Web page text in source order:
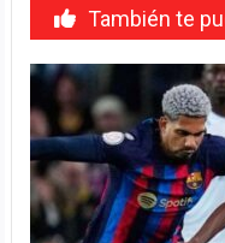
También te